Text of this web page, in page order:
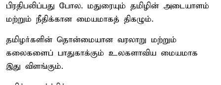
பிரதிபலிப்பது போல. மதுரையும் தமிழின் அடையாளம்
மற்றும் நீதிக்கான மையமாகத் திகழும்.
தமிழர்களின் தொன்மையான வரலாறு மற்றும்
கலைகளைப் பாதுகாக்கும் உலகளாவிய மையமாக
இது விளங்கும்.